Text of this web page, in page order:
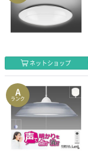
ネットショップ
A
ランク